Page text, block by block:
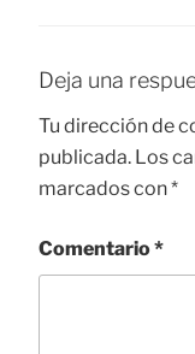
Deja una
Tu dirección de
publicada. Los
marcados con*
Comentario*